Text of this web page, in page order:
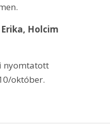
Holcim
nyomtatott
október.